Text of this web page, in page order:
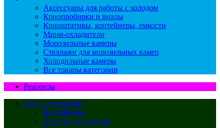
Аксессуары для работы с холодом
Криопробирки и виалы
Криоштативы, контейнеры, емкости
Мини-охладители
Морозильные камеры
Стеллажи для морозильных камер
Холодильные камеры
Все товары категории
Реагенты
Сбор биоотходов
Контейнеры
Пакеты и конверты